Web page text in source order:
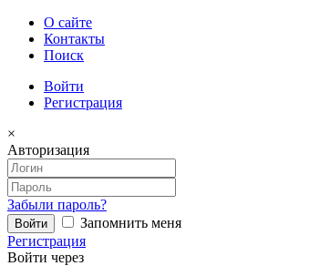
О сайте
Контакты
Поиск
Войти
Регистрация
×
Авторизация
Забыли пароль?
Запомнить меня
Регистрация
Войти через